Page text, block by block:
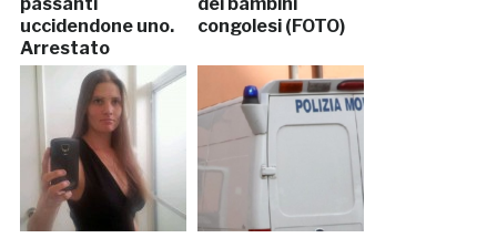
uccidendone uno.
Arrestato
congolesi (FOTO)